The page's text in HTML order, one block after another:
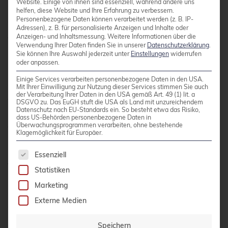
überwacht, den Sie in Custom Resources
definiert haben, und diesen Zustand durch
Aktionen im Cluster durchsetzt.
In der Praxis arbeiten CRDs und Operatoren
zusammen: Die CRD definiert, wie Sie Ihre
Anforderungen deklarativ beschreiben können,
und der Operator sorgt dafür, dass diese
Anforderungen erfüllt werden. Ein PostgreSQL-
Operator würde beispielsweise eine
„PostgreSQLCluster“-CRD verwenden, um zu
verstehen, welche Datenbankinstanzen Sie
möchten, und dann automatisch die
entsprechenden Pods, Services und Volumes
erstellen und verwalten.
Website. Einige von ihnen sind essenziell, während andere uns
helfen, diese Website und Ihre Erfahrung zu verbessern.
Personenbezogene Daten können verarbeitet werden (z. B. IP-
Adressen), z. B. für personalisierte Anzeigen und Inhalte oder
Anzeigen- und Inhaltsmessung. Weitere Informationen über die
Verwendung Ihrer Daten finden Sie in unserer Datenschutzerklärung
Sie können Ihre Auswahl jederzeit unter Einstellungen widerrufen
oder anpassen.
Einige Services verarbeiten personenbezogene Daten in den USA.
Mit Ihrer Einwilligung zur Nutzung dieser Services stimmen Sie auch
der Verarbeitung Ihrer Daten in den USA gemäß Art. 49 (1) lit. a
DSGVO zu. Das EuGH stuft die USA als Land mit unzureichendem
Datenschutz nach EU-Standards ein. So besteht etwa das Risiko,
dass US-Behörden personenbezogene Daten in
Überwachungsprogrammen verarbeiten, ohne bestehende
Klagemöglichkeit für Europäer.
Es folgt eine Liste der Service-Gruppen, für die
Essenziell
Statistiken
Marketing
Externe Medien
Speichern